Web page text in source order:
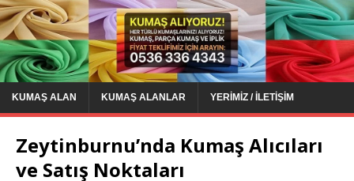
KUMAŞ ALAN KUMAŞ ALANLAR YERIMIZ / İLETIŞIM
Zeytinburnu’nda Kumaş Alıcıları
ve Satış Noktaları